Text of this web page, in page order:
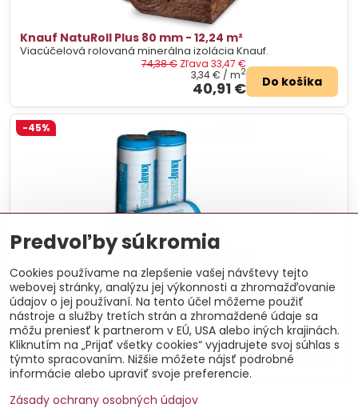
Knauf NatuRoll Plus 80 mm - 12,24 m²
Viacúčelová rolovaná minerálna izolácia Knauf.
40,91 €
74,38 € Zľava 33,47 €
3,34 € / m2
Do košíka
NatuRoll Pro 80 mm - 11,52 m²
-45%
Rolovaná minerálna izolácia Knauf.
40,83 €
74,24 €Zľava 33,41 €
3,54 €/ m 2
Do košíka
Predvoľby súkromia
Cookies používame na zlepšenie vašej návštevy tejto
webovej stránky, analýzu jej výkonnosti a zhromažďovanie
údajov o jej používaní. Na tento účel môžeme použiť
nástroje a služby tretích strán a zhromaždené údaje sa
môžu preniesť k partnerom v EÚ, USA alebo iných krajinách.
Kliknutím na „Prijať všetky cookies“ vyjadrujete svoj súhlas s
týmto spracovaním. Nižšie môžete nájsť podrobné
informácie alebo upraviť svoje preferencie.
Zásady ochrany osobných údajov